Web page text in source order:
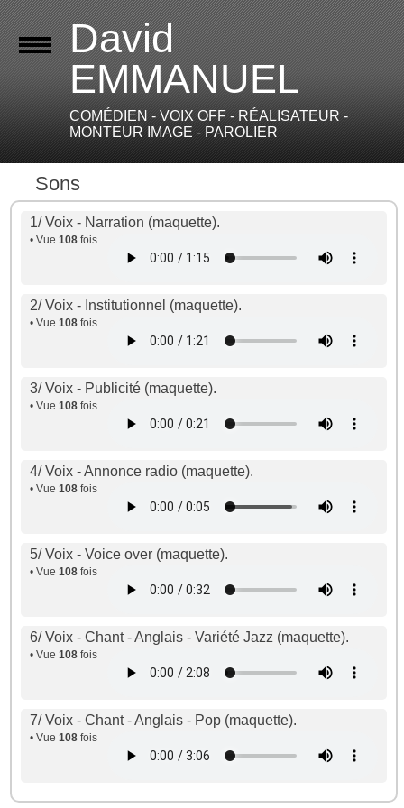
David
EMMANUEL
COMÉDIEN - VOIX OFF - RÉALISATEUR -
MONTEUR IMAGE - PAROLIER
Sons
1/ Voix - Narration (maquette).
• Vue108 fois
2/ Voix - Institutionnel (maquette).
• Vue108 fois
3/ Voix - Publicité (maquette).
• Vue108 fois
4/ Voix - Annonce radio (maquette).
• Vue108 fois
5/ Voix - Voice over (maquette).
• Vue108 fois
6/ Voix - Chant - Anglais - Variété Jazz (maquette).
• Vue108 fois
7/ Voix - Chant - Anglais - Pop (maquette).
• Vue108 fois